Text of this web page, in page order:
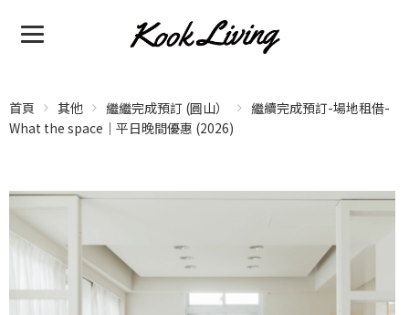
首頁 其他 繼繼完成預訂 (圓山）
繼續完成預訂-場地租借-
What the space｜平日晚間優惠 (2026)